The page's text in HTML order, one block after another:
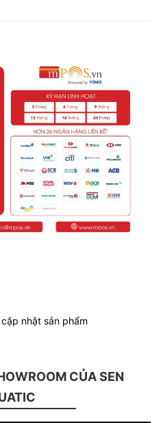
nhật sản phẩm
CỦA SEN